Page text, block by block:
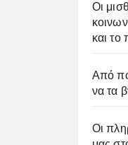
Οι
και
Από
να τα
Οι